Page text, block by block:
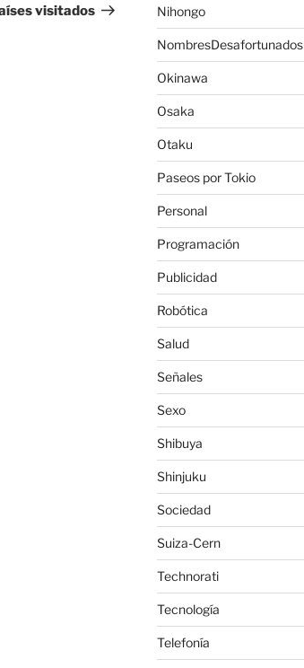
entrada
visitados Nihongo
NombresDesafortunados
Okinawa
Osaka
Otaku
Paseos por Tokio
Personal
Programación
Publicidad
Robótica
Salud
Señales
Sexo
Shibuya
Shinjuku
Sociedad
Suiza-Cern
Technorati
Tecnología
Telefonía